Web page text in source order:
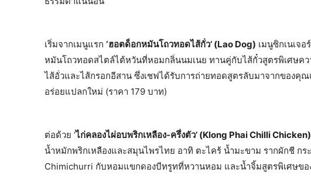
เริ่มจากเมนูแรก ‘ฮอตด็อกหมันโถวทอดไส้กั่ว’ (Lao Dog) เมนูซิกเนเจ
หมันโถวทอดสไตล์ไต้หวันที่หอมกลิ่นนมเนย ทานคู่กับไส้กั๋วสูตรพิเศษค
ไส้อั่วและไส้กรอกอีสาน ซึ่งเชฟได้รับการถ่ายทอดสูตรลับมาจากของคุ
อร่อยแปลกใหม่ (ราคา 179 บาท)
ต่อด้วย ‘ไก่คลองไผ่อบพริกเหลือง-ครึ่งตัว’ (Klong Phai Chilli Chicken)
น้ำหมักพริกเหลืองและสมุนไพรไทย อาทิ ตะไคร้ น้ำมะขาม รากผักชี ก
Chimichurri กับหอมแขกดองบีทรูทที่หวานหอม และน้ำจิ้มสูตรพิเศษขอ